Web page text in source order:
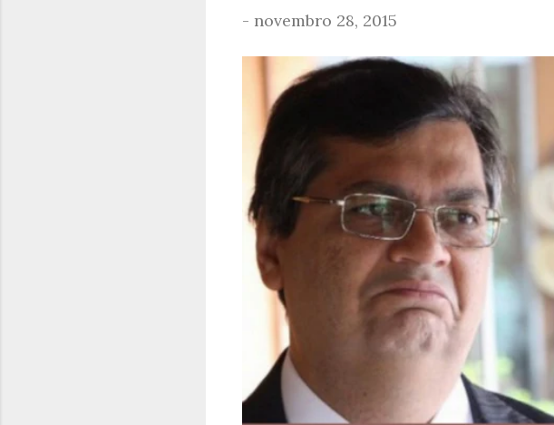
- novembro 28, 2015